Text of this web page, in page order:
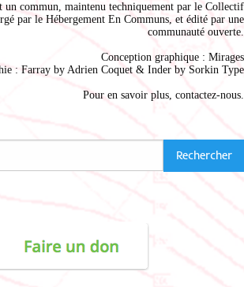
un commun, maintenu techniquement par le Collectif
par le Hébergement En Communs, et édité par une
communauté ouverte.
Conception graphique : Mirages
: Farray byAdrien Coquet & Inder by Sorkin Type
Pour en savoir plus, contactez-nous.